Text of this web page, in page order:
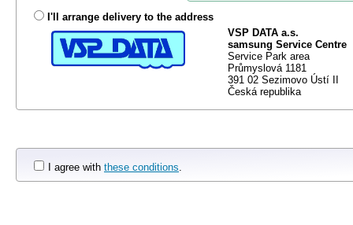
I'll arrange delivery to the address
VSP DATA a.s.
samsung Service Centre
Service Park area
Průmyslová 1181
391 02 Sezimovo Ústí II
Česká republika
I agree with these conditions.